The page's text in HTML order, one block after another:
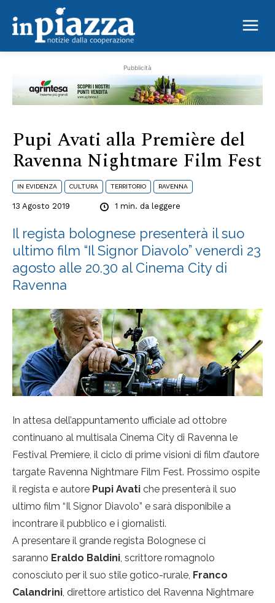
Pubblicità
Pupi Avati alla Première del
Ravenna Nightmare Film Fest
IN EVIDENZA CULTURA TERRITORIO RAVENNA
13 Agosto 2019 1 min. da leggere
Il regista bolognese presenterà il suo
ultimo film “Il Signor Diavolo” venerdì 23
agosto alle 20.30 al Cinema City di
Ravenna
In attesa dell’appuntamento ufficiale ad ottobre
continuano al multisala Cinema City di Ravenna le
Festival Premiere, il ciclo di prime visioni di film d’autore
targate Ravenna Nightmare Film Fest. Prossimo ospite
il regista e autore Pupi Avati che presenterà il suo
ultimo film “Il Signor Diavolo” e sarà disponibile a
incontrare il pubblico e i giornalisti.
A presentare il grande regista Bolognese ci
saranno Eraldo Baldini, scrittore romagnolo
conosciuto per il suo stile gotico-rurale, Franco
Calandrini, direttore artistico del Ravenna Nightmare